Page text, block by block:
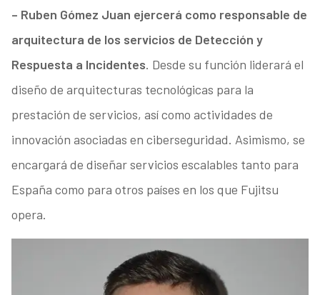
– Ruben Gómez Juan ejercerá como responsable de
arquitectura de los servicios de Detección y
Respuesta a Incidentes. Desde su función liderará el
diseño de arquitecturas tecnológicas para la
prestación de servicios, así como actividades de
innovación asociadas en ciberseguridad. Asimismo, se
encargará de diseñar servicios escalables tanto para
España como para otros países en los que Fujitsu
opera.